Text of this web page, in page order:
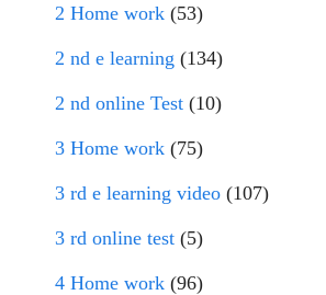
2 Home work (53)
2 nd e learning (134)
2 nd online Test (10)
3 Home work (75)
3 rd e learning video (107)
3 rd online test (5)
4 Home work (96)